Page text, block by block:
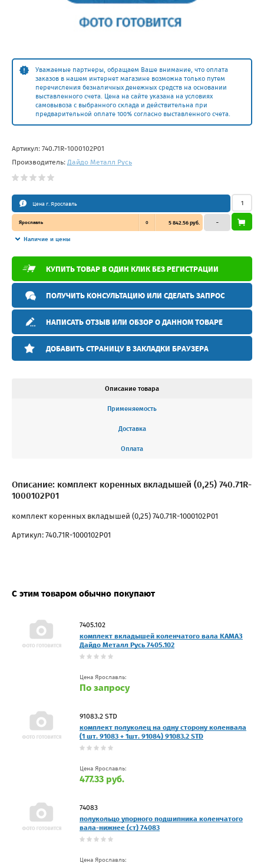
Уважаемые партнеры, обращаем Ваше внимание, что оплата
заказов в нашем интернет магазине возможна только путем
перечисления безналичных денежных средств на основании
выставленного счета. Цена на сайте указана на условиях
самовывоза с выбранного склада и действительна при
предварительной оплате 100% согласно выставленного счета.
Артикул: 740.71R-1000102P01
Производитель: Дайдо Металл Русь
Цена г. Ярославль
Ярославль 0 5 842.56 руб.
Наличие и цены
–
КУПИТЬ ТОВАР В ОДИН КЛИК БЕЗ РЕГИСТРАЦИИ
ПОЛУЧИТЬ КОНСУЛЬТАЦИЮ ИЛИ СДЕЛАТЬ ЗАПРОС
НАПИСАТЬ ОТЗЫВ ИЛИ ОБЗОР О ДАННОМ ТОВАРЕ
ДОБАВИТЬ СТРАНИЦУ В ЗАКЛАДКИ БРАУЗЕРА
Описание товара
Применяемость
Доставка
Оплата
Описание: комплект коренных вкладышей (0,25) 740.71R-
1000102P01
комплект коренных вкладышей (0,25) 740.71R-1000102P01
Артикул: 740.71R-1000102P01
С этим товаром обычно покупают
7405.102
комплект вкладышей коленчатого вала КАМАЗ
Дайдо Металл Русь 7405.102
Цена Ярославль:
По запросу
91083.2 STD
комплект полуколец на одну сторону коленвала
(1 шт. 91083 + 1шт. 91084) 91083.2 STD
Цена Ярославль:
477.33 руб.
74083
полукольцо упорного подшипника коленчатого
вала-нижнее (ст) 74083
Цена Ярославль: